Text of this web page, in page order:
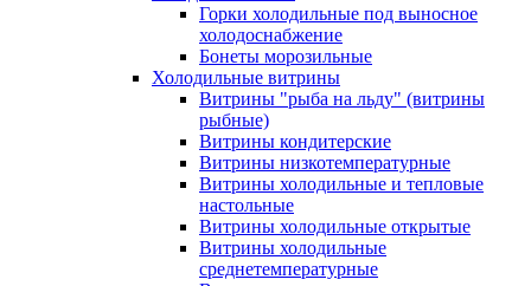
Горки холодильные под выносное
холодоснабжение
Бонеты морозильные
Холодильные витрины
Витрины "рыба на льду" (витрины
рыбные)
Витрины кондитерские
Витрины низкотемпературные
Витрины холодильные и тепловые
настольные
Витрины холодильные открытые
Витрины холодильные
среднетемпературные